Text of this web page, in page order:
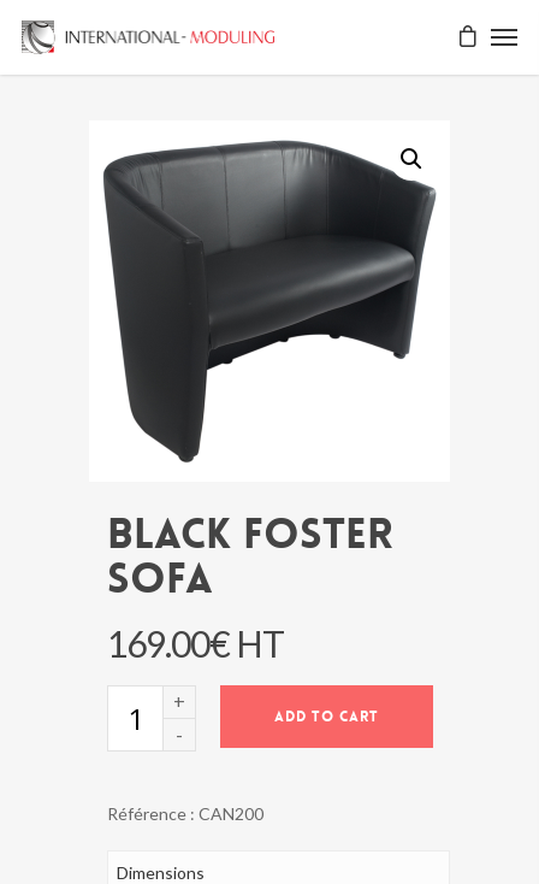
BLACK FOSTER
SOFA
169.00€ HT
FOSTER
ADD TO CART
Référence : CAN200
Dimensions